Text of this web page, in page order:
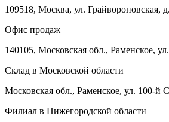
109518, Москва, ул. Грайвороновская,
Офис продаж
140105, Московская обл., Раменское,
Склад в Московской области
Московская обл., Раменское, ул. 100-й
Филиал в Нижегородской области